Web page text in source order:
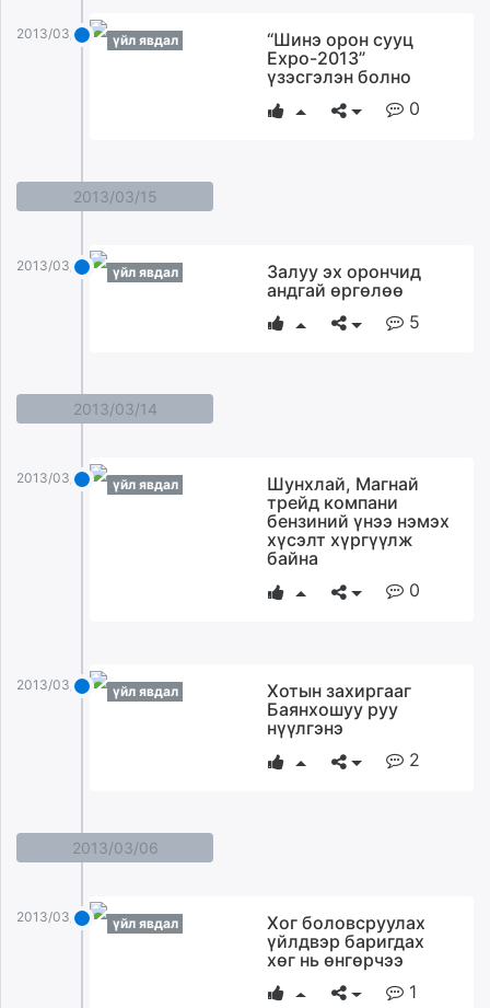
2013/03/19 үйл явдал
“Шинэ орон сууц
Expo-2013”
үзэсгэлэн болно
0
2013/03/15
2013/03/15 үйл явдал
Залуу эх орончид
андгай өргөлөө
5
2013/03/14
2013/03/14 үйл явдал
Шунхлай, Магнай
трейд компани
бензиний үнээ нэмэх
хүсэлт хүргүүлж
байна
0
2013/03/14 үйл явдал
Хотын захиргааг
Баянхошуу руу
нүүлгэнэ
2
2013/03/06
2013/03/06 үйл явдал
Хог боловсруулах
үйлдвэр баригдах
хөг нь өнгөрчээ
1